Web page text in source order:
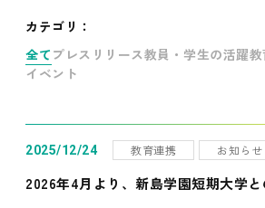
カテゴリ：
全て プレスリリース教員・学生の活躍
イベント
2025/12/24 教育連携 お知らせ
2026年4月より、新島学園短期大学